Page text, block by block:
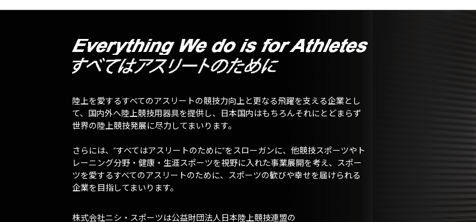
陸上を愛するすべてのアスリートの競技力向上と更なる飛躍を支える企業とし
て、国内外へ陸上競技用器具を提供し、日本国内はもちろんそれにとどまらず
世界の陸上競技発展に尽力してまいります。
さらには、”すべてはアスリートのために”をスローガンに、他競技スポーツやト
レーニング分野・健康・生涯スポーツを視野に入れた事業展開を考え、スポー
ツを愛するすべてのアスリートのために、スポーツの歓びや幸せを届けられる
企業を目指してまいります。
株式会社ニシ・スポーツは公益財団法人日本陸上競技連盟の